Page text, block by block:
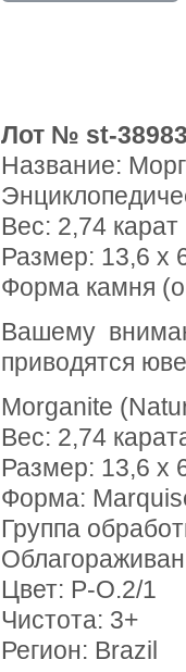
Лот № st-
Название:
Вес: 2,74 карат
Размер: 13,6 x
Форма камня
Вашему вниманию предлагается чистейший морганит! Ниже
приводятся
Morganite
Вес: 2,74
Размер: 13,6 х
Форма:
Группа
Цвет: Р-О.2/1
Чистота: 3+
Регион: Brazil